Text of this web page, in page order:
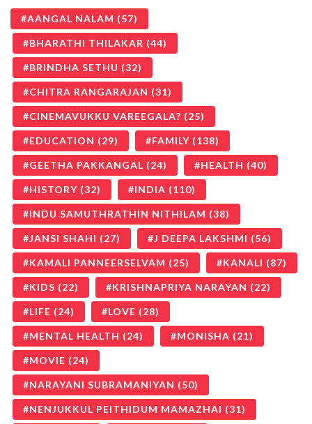
AANGAL NALAM (57)
BHARATHI THILAKAR (44)
BRINDHA SETHU (32)
CHITRA RANGARAJAN (31)
CINEMAVUKKU VAREEGALA? (25)
EDUCATION (29) FAMILY (138)
GEETHA PAKKANGAL (24) HEALTH (40)
HISTORY (32) INDIA (110)
INDU SAMUTHRATHIN NITHILAM (38)
JANSI SHAHI (27) J DEEPA LAKSHMI (56)
KAMALI PANNEERSELVAM (25) KANALI (87)
KIDS (22) KRISHNAPRIYA NARAYAN (22)
LIFE (24) LOVE (28)
MENTAL HEALTH (24) MONISHA (21)
MOVIE (24)
NARAYANI SUBRAMANIYAN (50)
NENJUKKUL PEITHIDUM MAMAZHAI (31)